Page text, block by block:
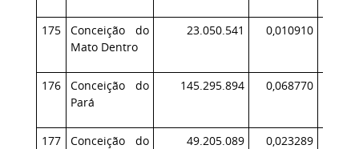
175
Conceição do
Mato Dentro
23.050.541 0,010910
176
Conceição do
Pará
145.295.894 0,068770
177
Conceição do
49.205.089 0,023289